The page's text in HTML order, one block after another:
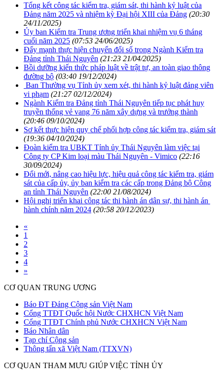
Tổng kết công tác kiểm tra, giám sát, thi hành kỷ luật của
Đảng năm 2025 và nhiệm kỳ Đại hội XIII của Đảng (20:30
24/11/2025)
Ủy ban Kiểm tra Trung ương triển khai nhiệm vụ 6 tháng
cuối năm 2025 (07:53 24/06/2025)
Đẩy mạnh thực hiện chuyển đổi số trong Ngành Kiểm tra
Đảng tỉnh Thái Nguyên (21:23 21/04/2025)
Bồi dưỡng kiến thức pháp luật về trật tự, an toàn giao thông
đường bộ (03:40 19/12/2024)
Ban Thường vụ Tỉnh ủy xem xét, thi hành kỷ luật đảng viên
vi phạm (21:27 02/12/2024)
Ngành Kiểm tra Đảng tỉnh Thái Nguyên tiếp tục phát huy
truyền thống vẻ vang 76 năm xây dựng và trưởng thành
(20:46 09/10/2024)
Sơ kết thực hiện quy chế phối hợp công tác kiểm tra, giám sát
(19:36 04/10/2024)
Đoàn kiểm tra UBKT Tỉnh ủy Thái Nguyên làm việc tại
Công ty CP Kim loại màu Thái Nguyên - Vimico (22:16
30/09/2024)
Đổi mới, nâng cao hiệu lực, hiệu quả công tác kiểm tra, giám
sát của cấp ủy, ủy ban kiểm tra các cấp trong Đảng bộ Công
an tỉnh Thái Nguyên (22:00 21/08/2024)
Hội nghị triển khai công tác thi hành án dân sự, thi hành án
hành chính năm 2024 (20:58 20/12/2023)
«
1
2
3
4
»
CƠ QUAN TRUNG ƯƠNG
Báo ĐT Đảng Cộng sản Việt Nam
Cổng TTĐT Quốc hội Nước CHXHCN Việt Nam
Cổng TTĐT Chính phủ Nước CHXHCN Việt Nam
Báo Nhân dân
Tạp chí Cộng sản
Thông tấn xã Việt Nam (TTXVN)
CƠ QUAN THAM MƯU GIÚP VIỆC TỈNH ỦY